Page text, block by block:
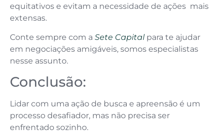
equitativos e evitam a necessidade de ações mais
extensas.
Conte sempre com a Sete Capitalpara te ajudar
em negociações amigáveis, somos especialistas
nesse assunto.
Conclusão:
Lidar com uma ação de busca e apreensão é um
processo desafiador, mas não precisa ser
enfrentado sozinho.